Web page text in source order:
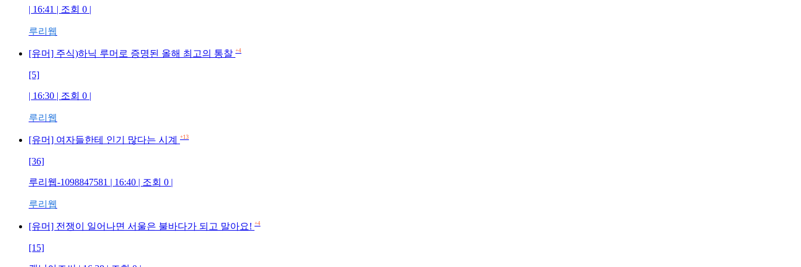
| 16:41 | 조회 0 |
루리웹
[유머] 주식)하닉 루머로 증명된 올해 최고의 통찰 +4
[5]
| 16:30 | 조회 0 |
루리웹
[유머] 여자들한테 인기 많다는 시계 +13
[36]
루리웹-1098847581 | 16:40 | 조회 0 |
루리웹
[유머] 전쟁이 일어나면 서울은 불바다가 되고 말아요! +4
[15]